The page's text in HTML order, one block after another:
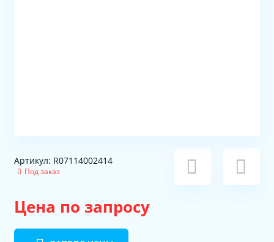
Артикул: R07114002414
Под заказ
Цена по запросу